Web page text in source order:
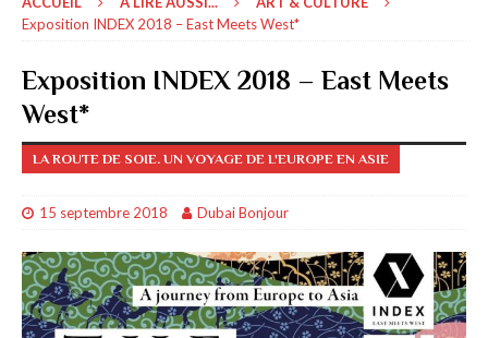
Exposition INDEX 2018 – East Meets West*
Exposition INDEX 2018 – East Meets
West*
LA ROUTE DE SOIE. UN VOYAGE DE L'EUROPE EN ASIE
15 septembre 2018 Dubai Bonjour